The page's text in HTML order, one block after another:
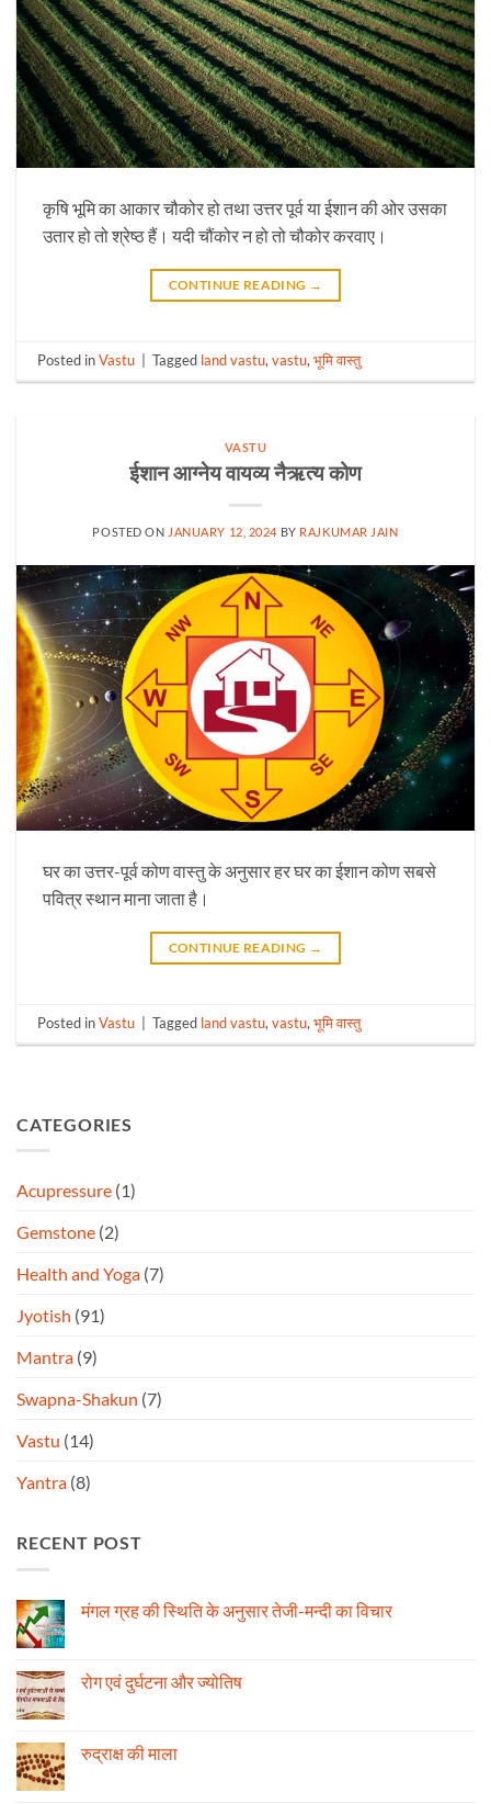
कृषि भूमि का आकार चौकोर हो तथा उत्तर पूर्व या ईशान की ओर उसका
उतार हो तो श्रेष्ठ हैं। यदी चौंकोर न हो तो चौकोर करवाए।
CONTINUE READING →
Posted inVastu Tagged land vastu,vastu,भूमि वास्तु
VASTU
ईशान आग्नेय वायव्य नैऋत्य कोण
POSTED ON JANUARY 12, 2024 BY RAJKUMAR JAIN
घर का उत्तर-पूर्व कोण वास्तु के अनुसार हर घर का ईशान कोण सबसे
पवित्र स्थान माना जाता है।
CONTINUE READING →
Posted inVastu Tagged land vastu,vastu,भूमि वास्तु
CATEGORIES
Acupressure (1)
Gemstone (2)
Health and Yoga (7)
Jyotish (91)
Mantra (9)
Swapna-Shakun (7)
Vastu (14)
Yantra (8)
RECENT POST
मंगल ग्रह की स्थिति के अनुसार तेजी-मन्दी का विचार
मंगल
ग्रह
अनुसार
तेजी-
रोग एवं दुर्घटना और ज्योतिष
रोग
एवं
रुद्राक्ष की माला